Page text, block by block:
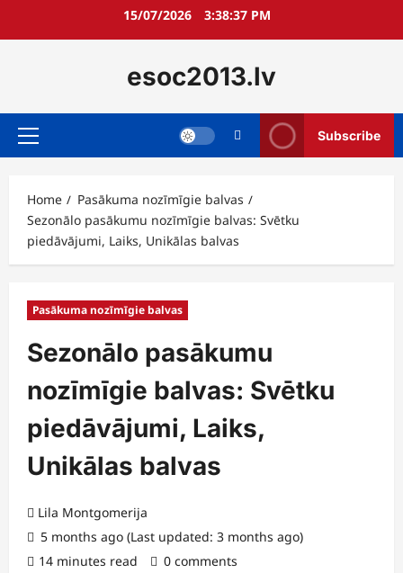
15/07/2026 3:38:38 PM
esoc2013.lv
Primary
Subscribe
Home
Pasākuma nozīmīgie balvas
Sezonālo pasākumu nozīmīgie balvas: Svētku
piedāvājumi, Laiks, Unikālas balvas
Pasākuma nozīmīgie balvas
Sezonālo pasākumu
nozīmīgie balvas: Svētku
piedāvājumi, Laiks,
Unikālas balvas
Lila Montgomerija
5 months ago (Last updated: 3 months ago)
14 minutes read
0 comments